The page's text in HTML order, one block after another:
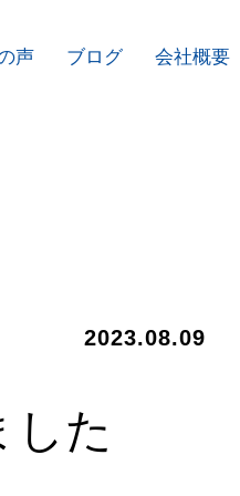
声 ブログ 会社概要
2023.08.09
た